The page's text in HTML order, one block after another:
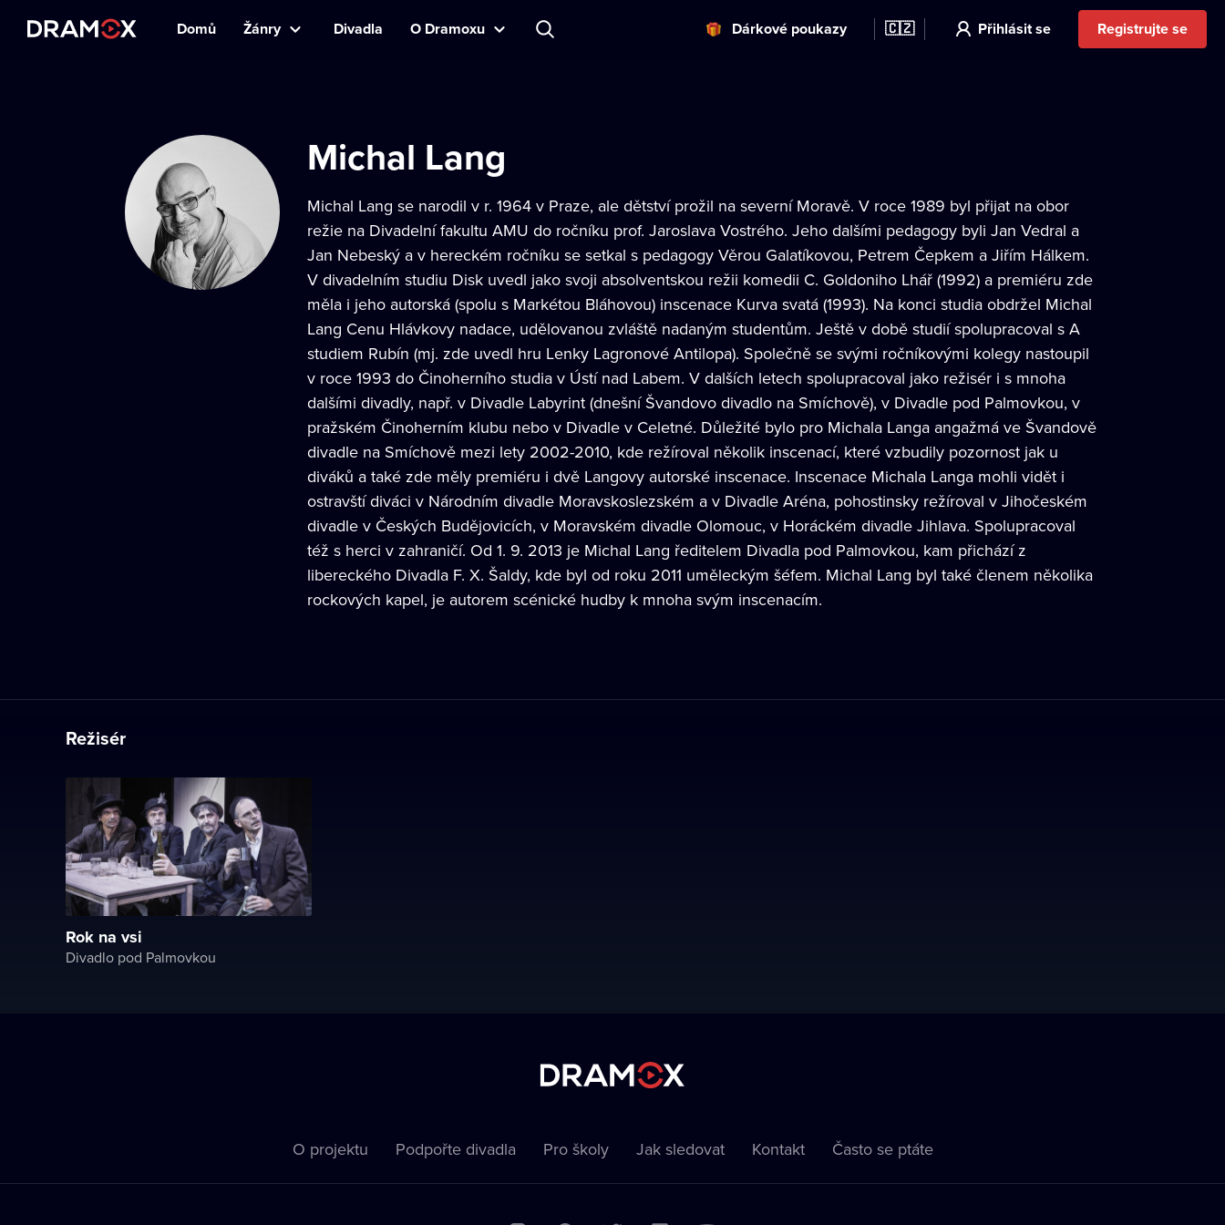
Domů Žánry Divadla O Dramoxu Dárkové poukazy 🇨🇿 Přihlásit se Registrujte se
Michal Lang
Michal Lang se narodil v r. 1964 v Praze, ale dětství prožil na severní Moravě. V roce 1989 byl přijat na obor
režie na Divadelní fakultu AMU do ročníku prof. Jaroslava Vostrého. Jeho dalšími pedagogy byli Jan Vedral a
Jan Nebeský a v hereckém ročníku se setkal s pedagogy Věrou Galatíkovou, Petrem Čepkem a Jiřím Hálkem.
V divadelním studiu Disk uvedl jako svoji absolventskou režii komedii C. Goldoniho Lhář (1992) a premiéru zde
měla i jeho autorská (spolu s Markétou Bláhovou) inscenace Kurva svatá (1993). Na konci studia obdržel Michal
Lang Cenu Hlávkovy nadace, udělovanou zvláště nadaným studentům. Ještě v době studií spolupracoval s A
studiem Rubín (mj. zde uvedl hru Lenky Lagronové Antilopa). Společně se svými ročníkovými kolegy nastoupil
v roce 1993 do Činoherního studia v Ústí nad Labem. V dalších letech spolupracoval jako režisér i s mnoha
dalšími divadly, např. v Divadle Labyrint (dnešní Švandovo divadlo na Smíchově), v Divadle pod Palmovkou, v
pražském Činoherním klubu nebo v Divadle v Celetné. Důležité bylo pro Michala Langa angažmá ve Švandově
divadle na Smíchově mezi lety 2002-2010, kde režíroval několik inscenací, které vzbudily pozornost jak u
diváků a také zde měly premiéru i dvě Langovy autorské inscenace. Inscenace Michala Langa mohli vidět i
ostravští diváci v Národním divadle Moravskoslezském a v Divadle Aréna, pohostinsky režíroval v Jihočeském
divadle v Českých Budějovicích, v Moravském divadle Olomouc, v Horáckém divadle Jihlava. Spolupracoval
též s herci v zahraničí. Od 1. 9. 2013 je Michal Lang ředitelem Divadla pod Palmovkou, kam přichází z
libereckého Divadla F. X. Šaldy, kde byl od roku 2011 uměleckým šéfem. Michal Lang byl také členem několika
rockových kapel, je autorem scénické hudby k mnoha svým inscenacím.
Režisér
Rok na vsi
Divadlo pod Palmovkou
O projektu Podpořte divadla Pro školy Jak sledovat Kontakt Často se ptáte